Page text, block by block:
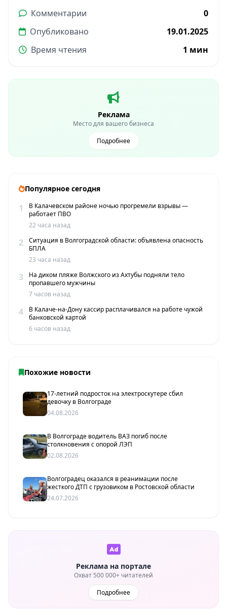
Комментарии
0
Опубликовано
19.01.2025
Время чтения
1 мин
Реклама
Место для вашего бизнеса
Подробнее
Популярное сегодня
1
В Калачевском районе ночью прогремели взрывы —
работает ПВО
22 часа назад
2
Ситуация в Волгоградской области: объявлена опасность
БПЛА
23 часа назад
3
На диком пляже Волжского из Ахтубы подняли тело
пропавшего мужчины
7 часов назад
4
В Калаче-на-Дону кассир расплачивался на работе чужой
банковской картой
6 часов назад
Похожие новости
17-летний подросток на электроскутере сбил
девочку в Волгограде
04.08.2026
В Волгограде водитель ВАЗ погиб после
столкновения с опорой ЛЭП
02.08.2026
Волгоградец оказался в реанимации после
жесткого ДТП с грузовиком в Ростовской области
24.07.2026
Реклама на портале
Охват 500 000+ читателей
Подробнее